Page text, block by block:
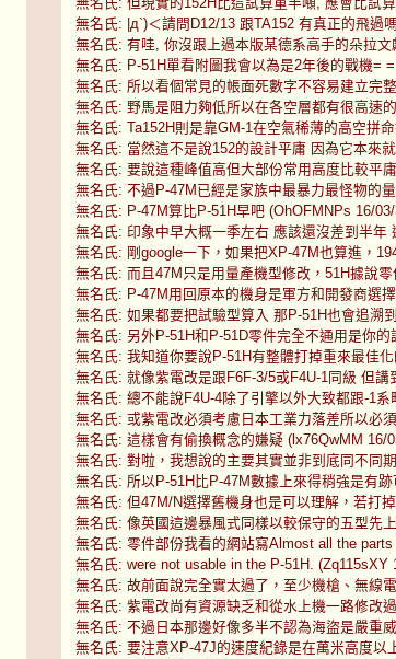
無名氏: |д`)＜請問D12/13 跟TA152 有真正的飛過
無名氏: 有哇, 你沒跟上過本版某德系高手的朵拉
無名氏: P-51H單看附圖我會以為是2年後的戰機=
無名氏: 所以看個常見的帳面死數字不容易建立完
無名氏: 野馬是阻力夠低所以在各空層都有很高速
無名氏: Ta152H則是靠GM-1在空氣稀薄的高空拼
無名氏: 當然這不是說152的設計平庸 因為它本來
無名氏: 要說這種峰值高但大部份常用高度比較平
無名氏: 不過P-47M已經是家族中最暴力最怪物的
無名氏: P-47M算比P-51H早吧 (OhOFMNPs 16/
無名氏: 印象中早大概一季左右 應該還沒差到半年
無名氏: 剛google一下，如果把XP-47M也算進，
無名氏: 而且47M只是用量產機型修改，51H據說
無名氏: P-47M用回原本的機身是軍方和開發商選
無名氏: 如果都要把試驗型算入 那P-51H也會追溯
無名氏: 另外P-51H和P-51D零件完全不通用是你
無名氏: 我知道你要說P-51H有整體打掉重來最佳
無名氏: 就像紫電改是跟F6F-3/5或F4U-1同級 但
無名氏: 總不能說F4U-4除了引擎以外大致都跟-1
無名氏: 或紫電改必須考慮日本工業力落差所以必
無名氏: 這樣會有偷換概念的嫌疑 (lx76QwMM 16/
無名氏: 對啦，我想說的主要其實並非到底同不同
無名氏: 所以P-51H比P-47M數據上來得稍強是有
無名氏: 但47M/N選擇舊機身也是可以理解，若打
無名氏: 像英國這邊暴風式同樣以較保守的五型先
無名氏: 零件部份我看的網站寫Almost all the
無名氏: were not usable in the P-51H. (Zq115sXY
無名氏: 故前面說完全實太過了，至少機槍、無線
無名氏: 紫電改尚有資源缺乏和從水上機一路修改
無名氏: 不過日本那邊好像多半不認為海盜是嚴重
無名氏: 要注意XP-47J的速度紀錄是在萬米高度以